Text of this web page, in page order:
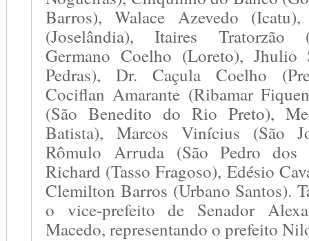
Barros), Walace Azevedo
(Joselândia), Itaires Tratorzão
Germano Coelho (Loreto), Jhulio
Pedras), Dr. Caçula Coelho
Cociflan Amarante (Ribamar
(São Benedito do Rio Preto),
Batista), Marcos Vinícius (São
Rômulo Arruda (São Pedro dos
Richard (Tasso Fragoso), Edésio
Clemilton Barros (Urbano Santos).
o vice-prefeito de Senador
Macedo, representando o prefeito